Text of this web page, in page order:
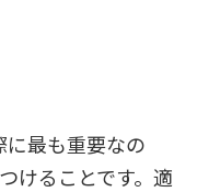
最も重要なの
けることです。適